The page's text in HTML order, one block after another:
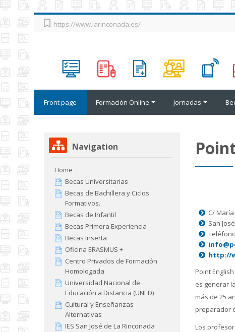
Skip
to
main
content
https://www.larinconada.es/
Front page Formación Online Jornadas
C/
San
http://
Point
es generar
más de 25
preparador
Los
Skip
NavigationNavigation
Home
Becas Universitarias
Becas de Bachillera y Ciclos
Formativos.
Becas de Infantil
Becas Primera Experiencia
Becas Inserta
Oficina ERASMUS +
Centro Privados de Formación
Homologada
Universidad Nacional de
Educación a Distancia (UNED)
Cultural y Enseñanzas
Alternativas
IES San José de La Rinconada